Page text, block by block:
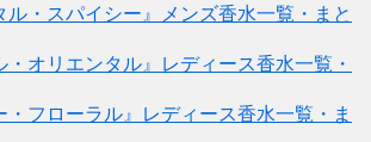
ル・スパイシー』メンズ香水一覧・まと
・オリエンタル』レディース香水一覧・
・フローラル』レディース香水一覧・ま